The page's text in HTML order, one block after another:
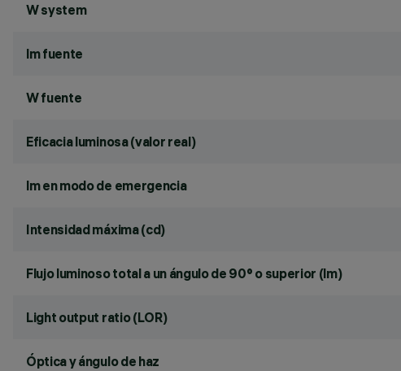
W system
lm fuente
W fuente
Eficacia luminosa (valor real)
lm en modo de emergencia
Intensidad máxima (cd)
Flujo luminoso total a un ángulo de 90° o superior (lm)
Light output ratio (LOR)
Óptica y ángulo de haz